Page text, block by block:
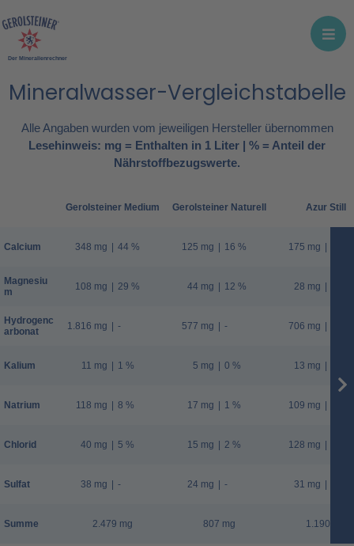
Der Mineralienrechner
Mineralwasser-Vergleichstabelle
Alle Angaben wurden vom jeweiligen Hersteller übernommen
Lesehinweis: mg = Enthalten in 1 Liter | % = Anteil der
Nährstoffbezugswerte.
Calcium
Magnesiu
m
Hydrogenc
arbonat
Kalium
Natrium
Chlorid
Sulfat
Summe
Gerolsteiner Medium
348 mg | 44 %
108 mg | 29 %
1.816 mg | -
11 mg | 1 %
118 mg | 8 %
40 mg | 5 %
38 mg | -
2.479 mg
Gerolsteiner Naturell
125 mg | 16 %
44 mg | 12 %
577 mg | -
5 mg | 0 %
17 mg | 1 %
15 mg | 2 %
24 mg | -
807 mg
Azur Still
175 mg |
28 mg |
706 mg |
13 mg |
109 mg |
128 mg |
31 mg |
1.190 mg